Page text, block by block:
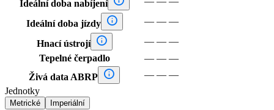
Ideální doba nabíjení
Ideální doba jízdy  — — —
Hnací ústrojí  — — —
Tepelné čerpadlo
— — —
Živá data ABRP  — — —
Jednotky
Metrické Imperiální